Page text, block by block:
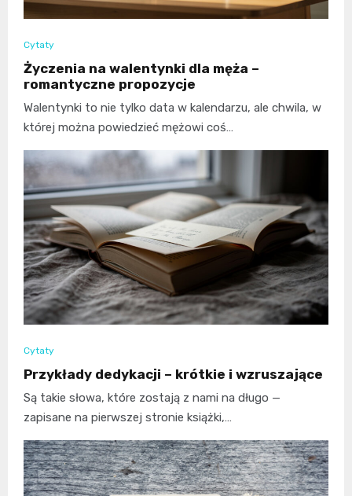
Cytaty
Życzenia na walentynki dla męża –
romantyczne propozycje
Walentynki to nie tylko data w kalendarzu, ale chwila, w
której można powiedzieć mężowi coś…
Cytaty
Przykłady dedykacji – krótkie i wzruszające
Są takie słowa, które zostają z nami na długo —
zapisane na pierwszej stronie książki,…